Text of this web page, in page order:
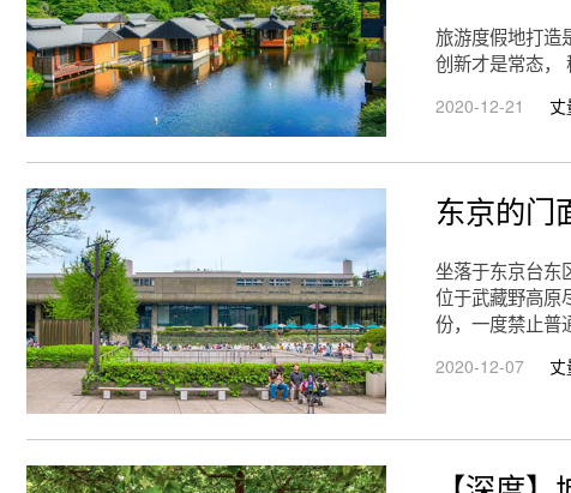
旅游度假地打造
创新才是常态，
2020-12-21 丈
东京的
坐落于东京台东
位于武藏野高原
份，一度禁止普
2020-12-07 丈